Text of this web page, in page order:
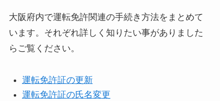
大阪府内で運転免許関連の手続き方法をまとめて
います。それぞれ詳しく知りたい事がありました
らご覧ください。
運転免許証の更新
運転免許証の氏名変更